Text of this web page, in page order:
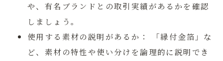
や、有名ブランドとの取引実績があるかを確認
しましょう。
使用する素材の説明があるか：
「縁付金箔」な
ど、素材の特性や使い分けを論理的に説明でき